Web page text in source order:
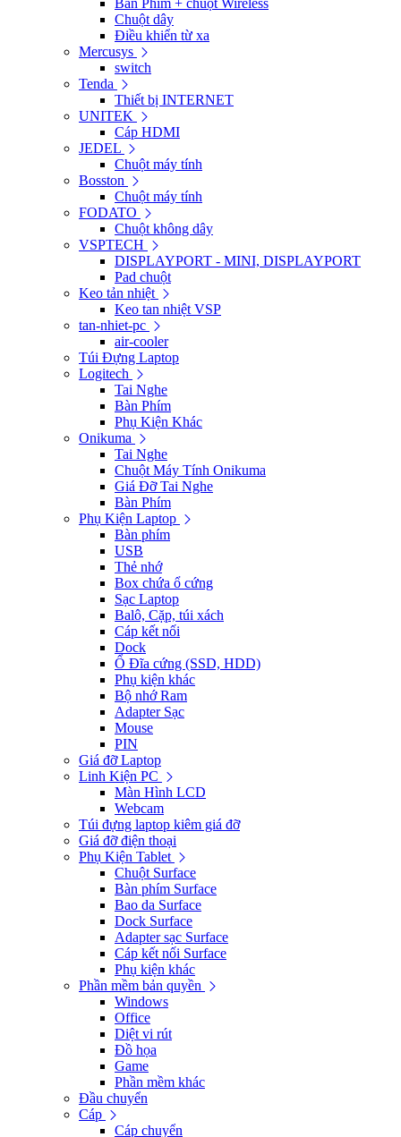
Bàn Phím + chuột Wireless
Chuột dây
Điều khiển từ xa
Mercusys
switch
Tenda
Thiết bị INTERNET
UNITEK
Cáp HDMI
JEDEL
Chuột máy tính
Bosston
Chuột máy tính
FODATO
Chuột không dây
VSPTECH
DISPLAYPORT - MINI, DISPLAYPORT
Pad chuột
Keo tản nhiệt
Keo tan nhiệt VSP
tan-nhiet-pc
air-cooler
Túi Đựng Laptop
Logitech
Tai Nghe
Bàn Phím
Phụ Kiện Khác
Onikuma
Tai Nghe
Chuột Máy Tính Onikuma
Giá Đỡ Tai Nghe
Bàn Phím
Phụ Kiện Laptop
Bàn phím
USB
Thẻ nhớ
Box chứa ổ cứng
Sạc Laptop
Balô, Cặp, túi xách
Cáp kết nối
Dock
Ổ Đĩa cứng (SSD, HDD)
Phụ kiện khác
Bộ nhớ Ram
Adapter Sạc
Mouse
PIN
Giá đỡ Laptop
Linh Kiện PC
Màn Hình LCD
Webcam
Túi đựng laptop kiêm giá đỡ
Giá đỡ điện thoại
Phụ Kiện Tablet
Chuột Surface
Bàn phím Surface
Bao da Surface
Dock Surface
Adapter sạc Surface
Cáp kết nối Surface
Phụ kiện khác
Phần mềm bản quyền
Windows
Office
Diệt vi rút
Đồ họa
Game
Phần mềm khác
Đầu chuyển
Cáp
Cáp chuyển